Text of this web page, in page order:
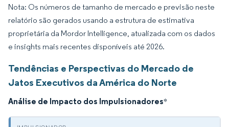
Nota: Os números de tamanho de mercado e previsão neste
relatório são gerados usando a estrutura de estimativa
proprietária da Mordor Intelligence, atualizada com os dados
e insights mais recentes disponíveis até 2026.
Tendências e Perspectivas do Mercado de
Jatos Executivos da América do Norte
Análise de Impacto dos Impulsionadores*